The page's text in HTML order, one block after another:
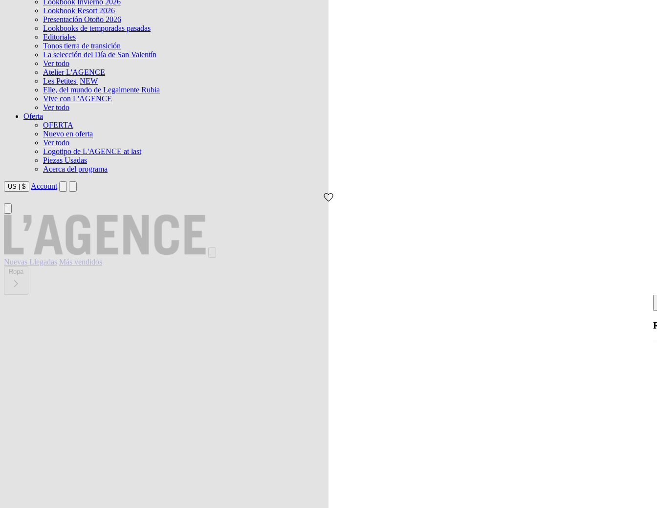
Lookbook Invierno 2026
Lookbook Resort 2026
Presentación Otoño 2026
Lookbooks de temporadas pasadas
Editoriales
Tonos tierra de transición
La selección del Día de San Valentín
Ver todo
Atelier L'AGENCE
Les Petites NEW
Elle, del mundo de Legalmente Rubia
Vive con L'AGENCE
Ver todo
Oferta
OFERTA
Nuevo en oferta
Ver todo
Logotipo de L'AGENCE at last
Piezas Usadas
Acerca del programa
US $ Account
Nuevas Llegadas Más vendidos
Ropa